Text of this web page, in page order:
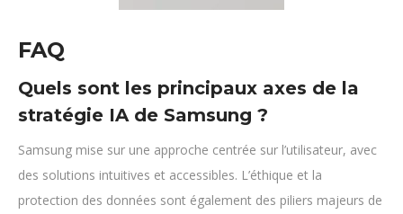
FAQ
Quels sont les principaux axes de la
stratégie IA de Samsung ?
Samsung mise sur une approche centrée sur l’utilisateur, avec
des solutions intuitives et accessibles. L’éthique et la
protection des données sont également des piliers majeurs de